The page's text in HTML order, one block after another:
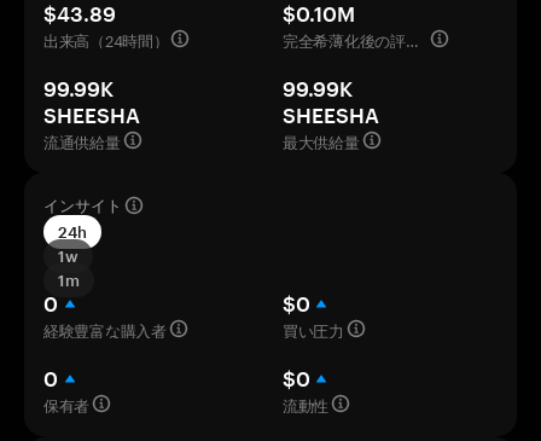
$43.89
出来高（24時間）
$0.10M
完全希薄化後の評価額
99.99K
SHEESHA
流通供給量
99.99K
SHEESHA
最大供給量
インサイト
24h
1w
1m
0
経験豊富な購入者
$0
買い圧力
0
保有者
$0
流動性